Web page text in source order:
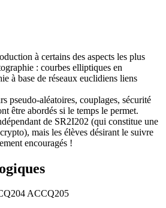
à certains des aspects les plus
: courbes elliptiques en
à base de réseaux euclidiens liens
pseudo-aléatoires, couplages, sécurité
être abordés si le temps le permet.
de SR2I202 (qui constitue une
mais les élèves désirant le suivre
encouragés !
ACCQ205